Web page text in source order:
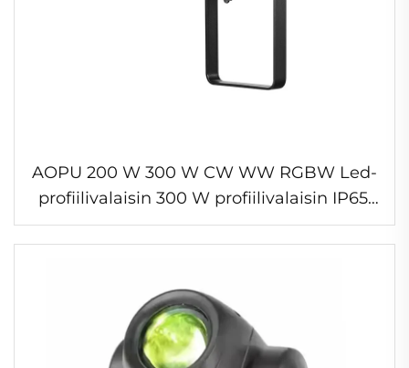
AOPU 200 W 300 W CW WW RGBW Led-
profiilivalaisin 300 W profiilivalaisin IP65,
zoomaus